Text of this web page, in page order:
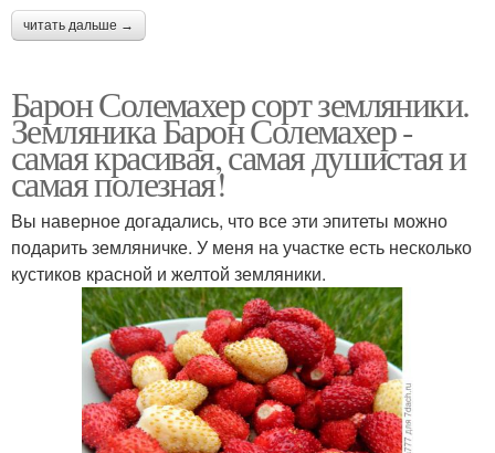
читать дальше →
Барон Солемахер сорт земляники.
Земляника Барон Солемахер -
самая красивая, самая душистая и
самая полезная!
Вы наверное догадались, что все эти эпитеты можно
подарить земляничке. У меня на участке есть несколько
кустиков красной и желтой земляники.